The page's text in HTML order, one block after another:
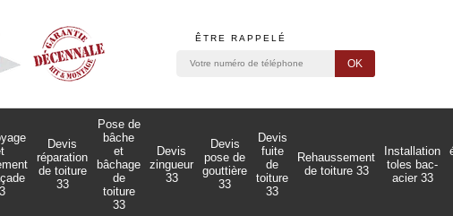
ÊTRE RAPPELÉ
Devis
réparation
de toiture
33
Pose de
bâche
et
bâchage
de
toiture
33
Devis
zingueur
33
Devis
pose de
gouttière
33
Devis
fuite
de
toiture
33
Rehaussement
de toiture 33
Installation
toles bac-
acier 33